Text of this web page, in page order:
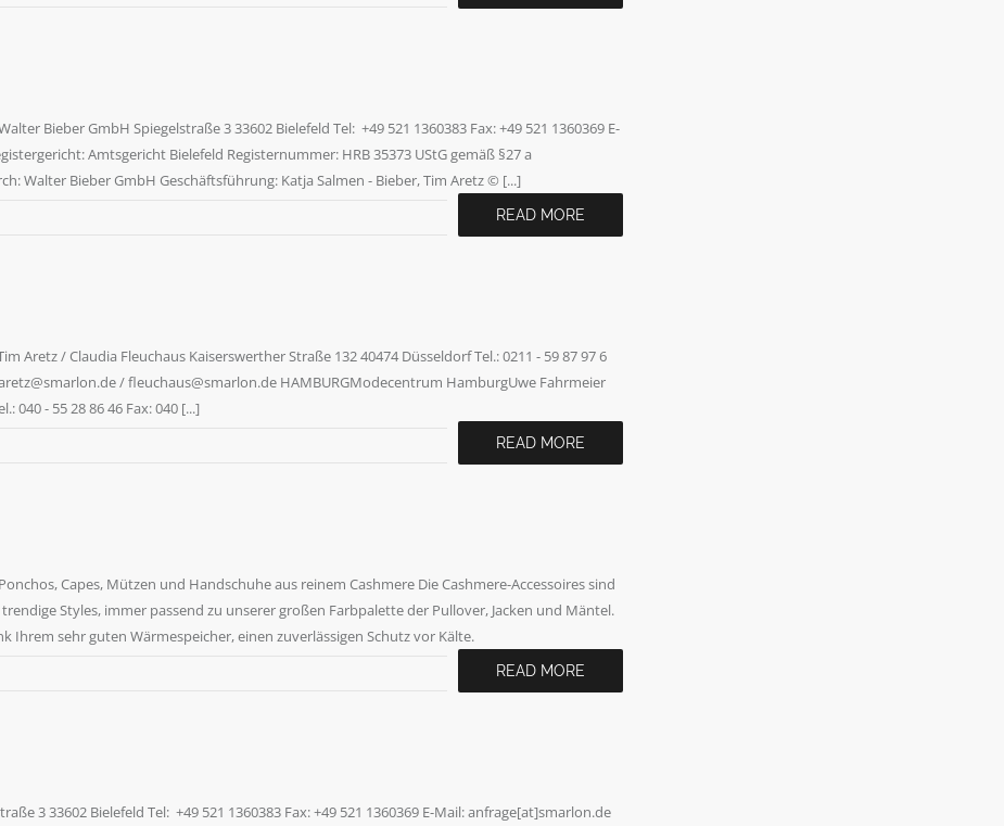
Bieber GmbH Spiegelstraße 3 33602 Bielefeld Tel: +49 521 1360383 Fax: +49 521 1360369 E-
Amtsgericht Bielefeld Registernummer: HRB 35373 UStG gemäß §27 a
Walter Bieber GmbH Geschäftsführung: Katja Salmen - Bieber, Tim Aretz © [...]
READ MORE
Aretz / Claudia Fleuchaus Kaiserswerther Straße 132 40474 Düsseldorf Tel.: 0211 - 59 87 97 6
aretz‎@‎smarlon.de / fleuchaus@smarlon.de HAMBURGModecentrum HamburgUwe Fahrmeier
040 - 55 28 86 46 Fax: 040 [...]
READ MORE
Ponchos, Capes, Mützen und Handschuhe aus reinem Cashmere Die Cashmere-Accessoires sind
Styles, immer passend zu unserer großen Farbpalette der Pullover, Jacken und Mäntel.
Ihrem sehr guten Wärmespeicher, einen zuverlässigen Schutz vor Kälte.
READ MORE
3 33602 Bielefeld Tel: +49 521 1360383 Fax: +49 521 1360369 E-Mail: anfrage[at]smarlon.de